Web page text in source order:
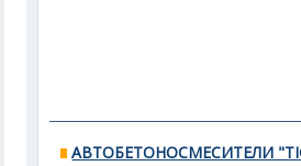
АВТОБЕТОНОСМЕСИТЕЛИ